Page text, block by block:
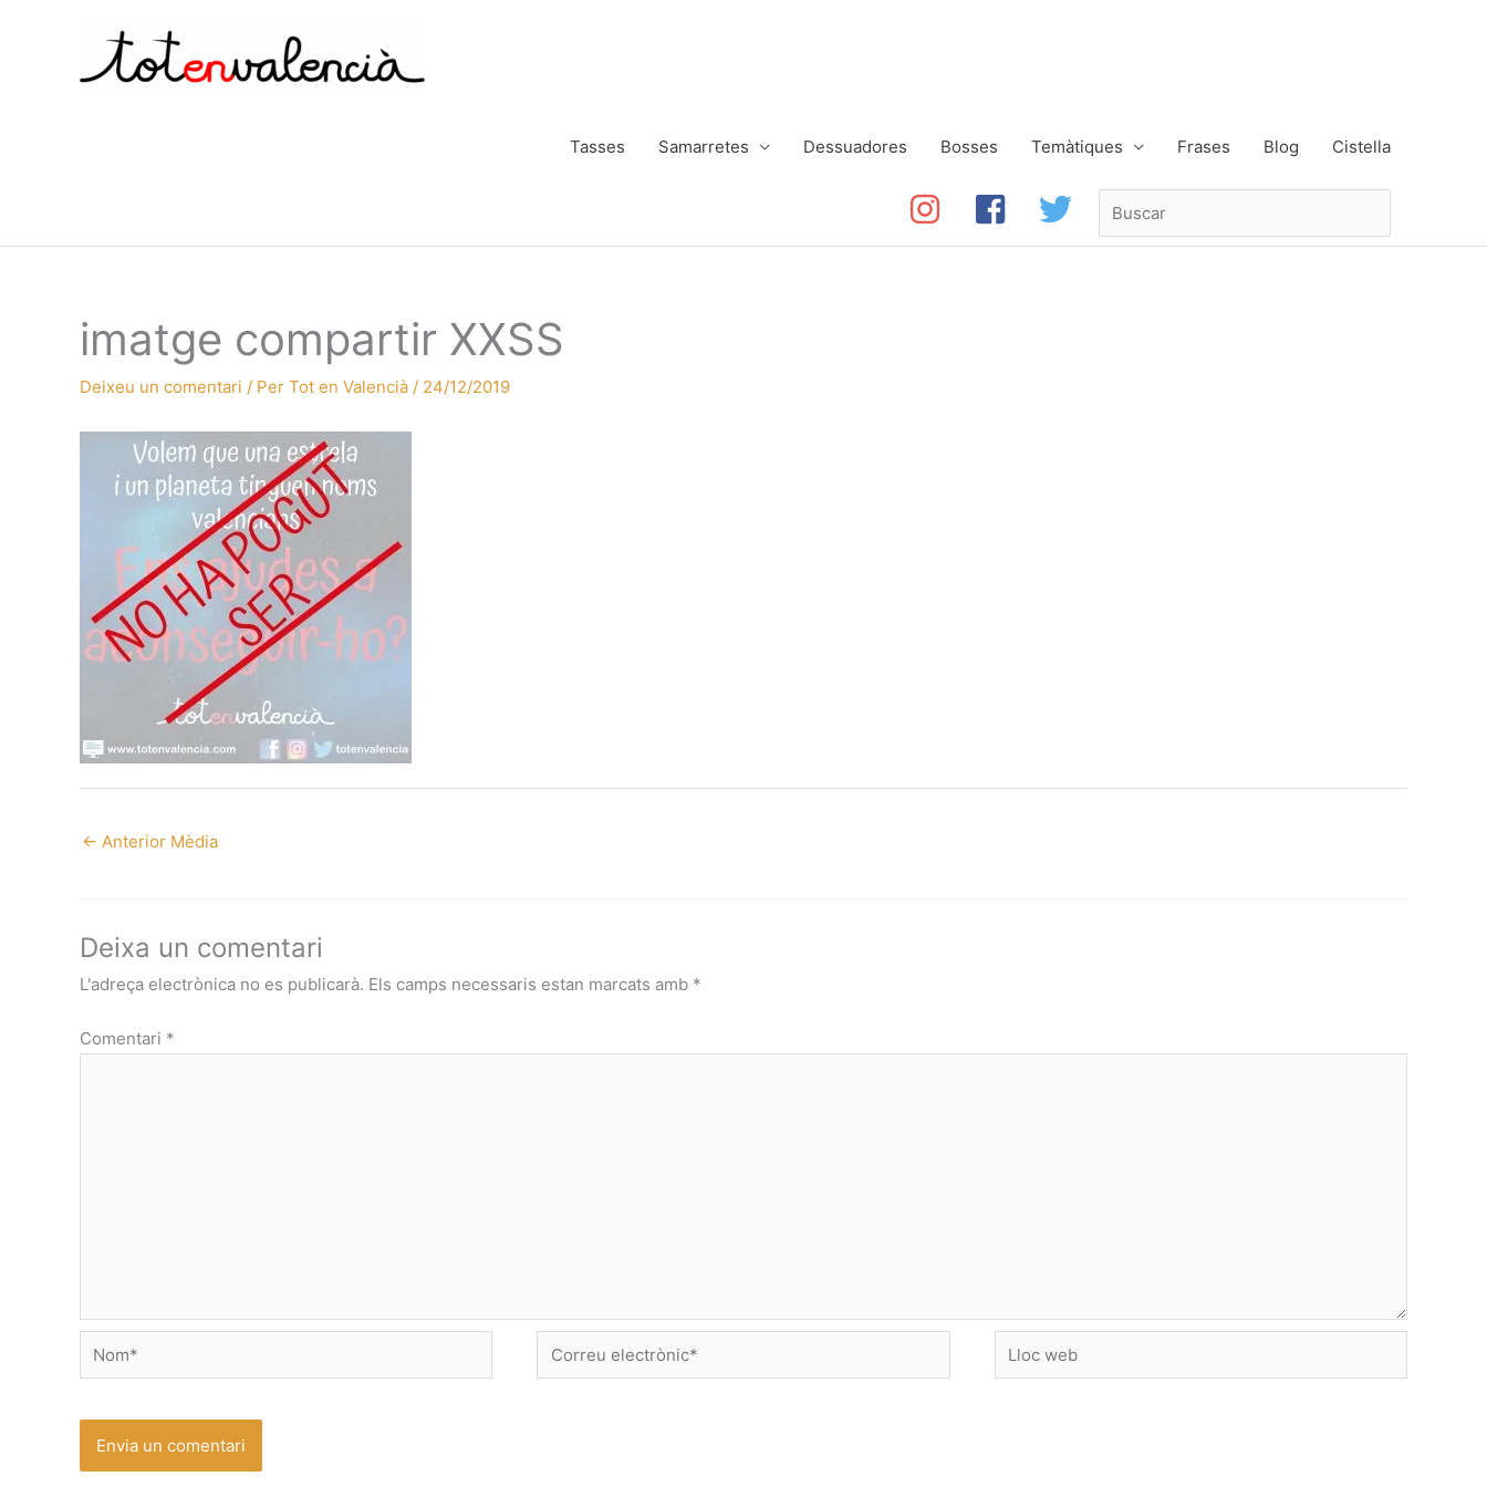
Tasses Samarretes Dessuadores Bosses Temàtiques Frases Blog Cistella
imatge compartir XXSS
Deixeu un comentari / Per Tot en Valencià / 24/12/2019
← Anterior Mèdia
Deixa un comentari
L'adreça electrònica no es publicarà. Els camps necessaris estan marcats amb *
Comentari *
Nom*
Correu
electrònic*
Lloc
web